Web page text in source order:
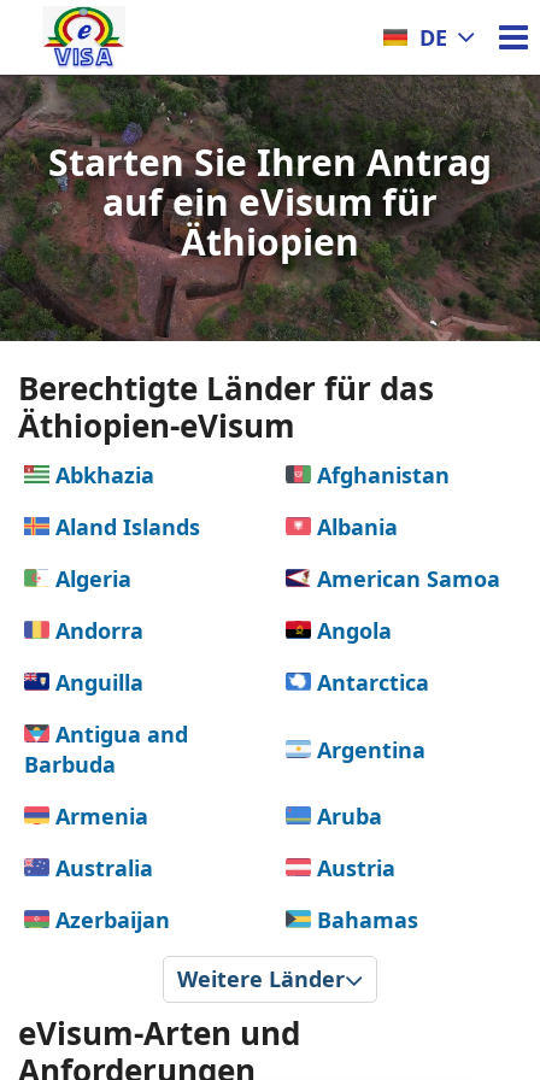
DE
Starten Sie Ihren Antrag
auf ein eVisum für
Äthiopien
Berechtigte Länder für das
Äthiopien-eVisum
Abkhazia
Afghanistan
Aland Islands
Albania
Algeria
American Samoa
Andorra
Angola
Anguilla
Antarctica
Antigua and
Barbuda
Argentina
Armenia
Aruba
Australia
Austria
Azerbaijan
Bahamas
Bangladesh
Barbados
Weitere Länder
eVisum-Arten und
Anforderungen